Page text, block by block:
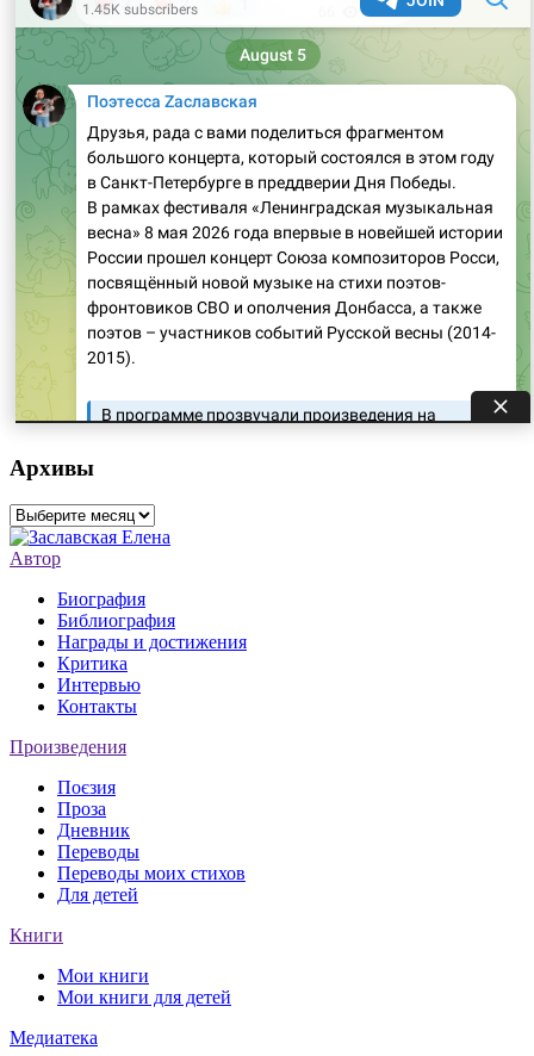
Архивы
Архивы
Автор
Биография
Библиография
Награды и достижения
Критика
Интервью
Контакты
Произведения
Поєзия
Проза
Дневник
Переводы
Переводы моих стихов
Для детей
Книги
Мои книги
Мои книги для детей
Медиатека